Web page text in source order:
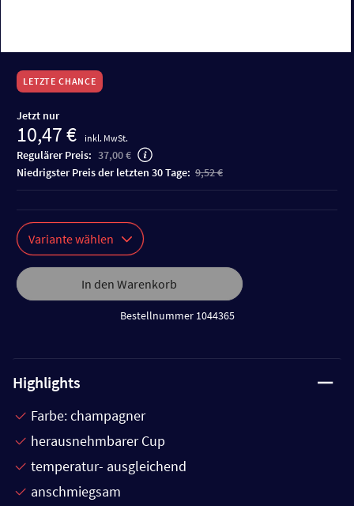
LETZTE CHANCE
Jetzt nur
10,47 € inkl. MwSt.
Regulärer Preis: 37,00 €
niedrigster Preis der letzten 30 Tage: 9,52 €
Variante wählen
In den Warenkorb
Bestellnummer 1044365
Highlights
Farbe: champagner
herausnehmbarer Cup
temperatur- ausgleichend
anschmiegsam